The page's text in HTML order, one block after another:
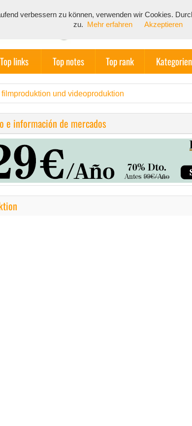
Top links Top notes Top rank Kategorien
filmproduktion und videoproduktion
e información de mercados
verbessern zu können, verwenden wir Cookies.
zu.
Mehr erfahren Akzeptieren